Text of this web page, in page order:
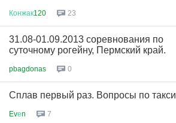
Конжак120 23
31.08-01.09.2013 соревнования по
суточному рогейну, Пермский край.
pbagdonas 0
Сплав первый раз. Вопросы по такси
Evеn 7